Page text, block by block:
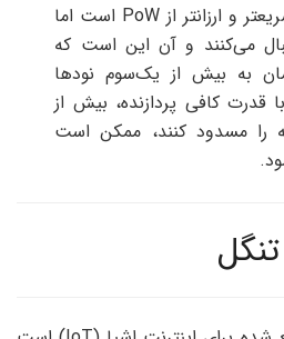
مکانیزم شایعه پراکنی سریعتر و ارزانتر از PoW است اما
می‌کنند و آن این است که
به بیش از یک‌سوم نودها
قدرت کافی پردازنده، بیش از
را مسدود کنند، ممکن است
تنگل